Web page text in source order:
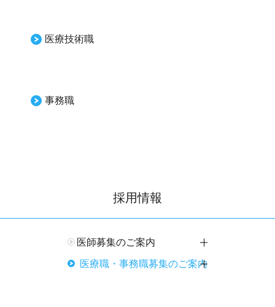
採用情報
医師募集のご案内
医療職・事務職募集のご案内
医療技術職
事務職